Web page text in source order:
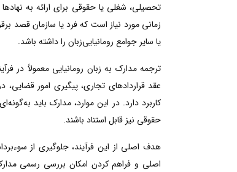
تحصیلی، شغلی یا حقوقی برای ارائه به
زمانی مورد نیاز است که فرد یا سازمان قصد
یا سایر جوامع رومانیایی‌زبان را داشته باشد.
ترجمه مدارک به زبان رومانیایی معمولاً در
عقد قراردادهای تجاری، پیگیری امور قضایی،
کاربرد دارد. در این موارد، مدارک باید
حقوقی نیز قابل استناد باشند.
هدف اصلی از این فرآیند، جلوگیری از
اصلی و فراهم کردن امکان بررسی رسمی